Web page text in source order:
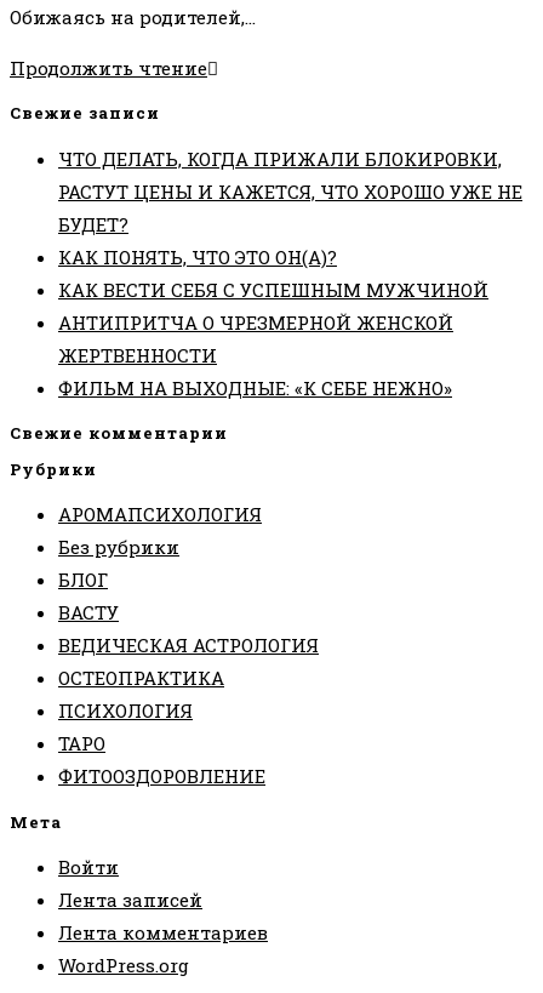
Обижаясь на родителей,…
Продолжить чтение•ОБИДЫ
Свежие записи
ЧТО ДЕЛАТЬ, КОГДА ПРИЖАЛИ БЛОКИРОВКИ,
РАСТУТ ЦЕНЫ И КАЖЕТСЯ, ЧТО ХОРОШО УЖЕ НЕ
БУДЕТ?
КАК ПОНЯТЬ, ЧТО ЭТО ОН(А)?
КАК ВЕСТИ СЕБЯ С УСПЕШНЫМ МУЖЧИНОЙ
АНТИПРИТЧА О ЧРЕЗМЕРНОЙ ЖЕНСКОЙ
ЖЕРТВЕННОСТИ
ФИЛЬМ НА ВЫХОДНЫЕ: «К СЕБЕ НЕЖНО»
Свежие комментарии
Рубрики
АРОМАПСИХОЛОГИЯ
Без рубрики
БЛОГ
ВАСТУ
ВЕДИЧЕСКАЯ АСТРОЛОГИЯ
ОСТЕОПРАКТИКА
ПСИХОЛОГИЯ
ТАРО
ФИТООЗДОРОВЛЕНИЕ
Мета
Войти
Лента записей
Лента комментариев
WordPress.org